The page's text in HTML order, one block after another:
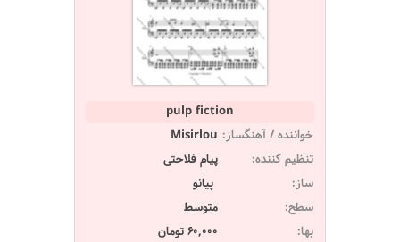
pulp fiction
خواننده / آهنگساز: Misirlou
تنظیم کننده:
پیام فلاحتی
ساز:
پیانو
سطح:
متوسط
بها:
60,000 تومان